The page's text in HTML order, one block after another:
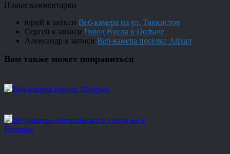
Новые комментарии
юрий к записи Веб-камера на ул. Танкистов
Сергей к записи Город Висла в Польше
Александр к записи Веб-камера посёлка Айхал
Вам также может понравиться
Веб-камера города Шверин
Веб-камера олимпийского стадиона в
Берлине